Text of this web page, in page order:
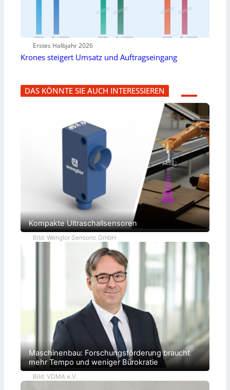
Erstes Halbjahr 2026
Krones steigert Umsatz und Auftragseingang
DAS KÖNNTE SIE AUCH INTERESSIEREN
Kompakte Ultraschallsensoren
Bild: Wenglor Sensoric GmbH
Maschinenbau: Forschungsförderung braucht
mehr Tempo und weniger Bürokratie
Bild: VDMA e.V.